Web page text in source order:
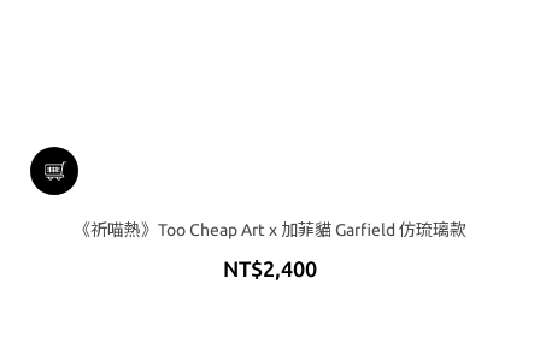
《祈喵熱》Too Cheap Art x 加菲貓 Garfield 仿琉璃款
NT$2,400